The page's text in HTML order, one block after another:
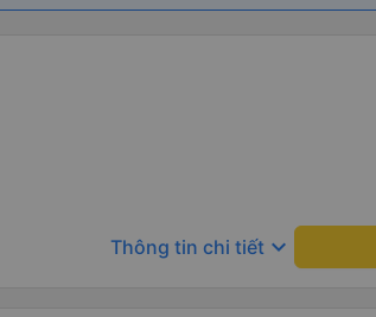
Thông tin chi tiết keyboard_arrow_down